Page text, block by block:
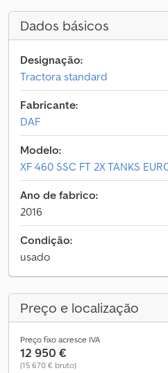
Dados básicos
Designação:
Tractora standard
Fabricante:
DAF
Modelo:
XF 460 SSC FT 2X TANKS
Ano de fabrico:
2016
Condição:
usado
Preço e localização
Preço fixo acresce IVA
12 950 €
(15 670 € bruto)